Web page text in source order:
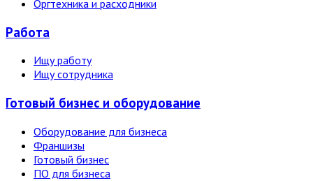
Оргтехника и расходники
Работа
Ищу работу
Ищу сотрудника
Готовый бизнес и оборудование
Оборудование для бизнеса
Франшизы
Готовый бизнес
ПО для бизнеса